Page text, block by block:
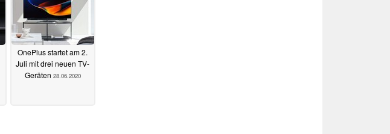
OnePlus startet am 2.
Juli mit drei neuen TV-
Geräten 28.06.2020